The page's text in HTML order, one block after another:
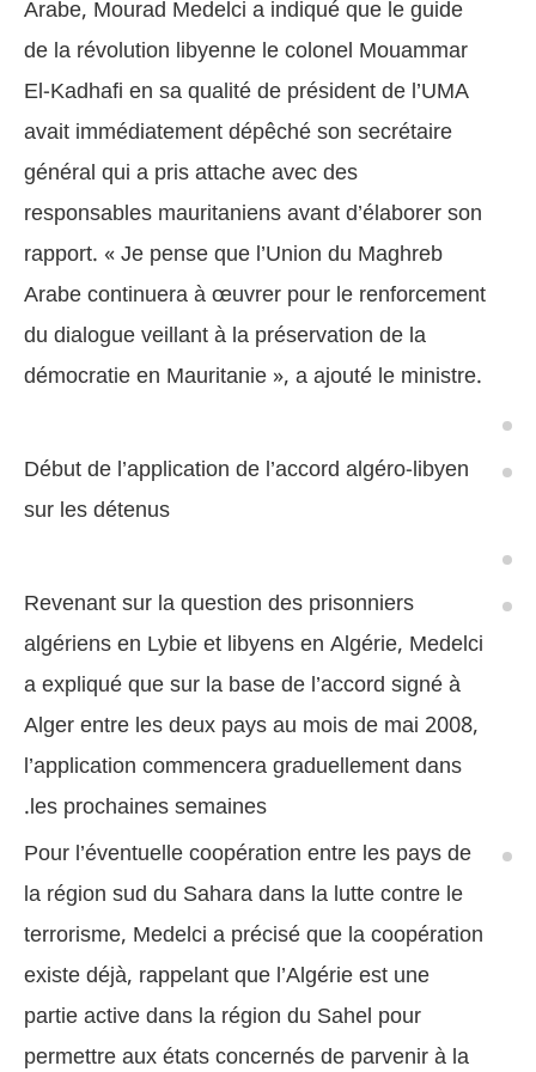
de la révolution libyenne le colonel Mouammar
El-Kadhafi en sa qualité de président de l’UMA
avait immédiatement dépêché son secrétaire
général qui a pris attache avec des
responsables mauritaniens avant d’élaborer son
rapport. « Je pense quel’Union du Maghreb
Arabe continuera à œuvrer pour le renforcement
du dialogue veillant à la préservation de la
démocratie en Mauritanie », a ajouté le ministre.
Début de l’application de l’accord algéro-libyen
sur les détenus
Revenant sur la question des prisonniers
algériens en Lybie et libyens en Algérie, Medelci
a expliqué que sur la base de l’accord signé à
Alger entre les deux pays au mois de mai 2008,
l’application commencera graduellement dans
les prochaines semaines.
Pour l’éventuelle coopération entre les pays de
la région sud du Sahara dans la lutte contre le
terrorisme, Medelci a précisé que la coopération
existe déjà, rappelant que l’Algérie est une
partie active dans la région du Sahel pour
permettre aux états concernés de parvenir à la